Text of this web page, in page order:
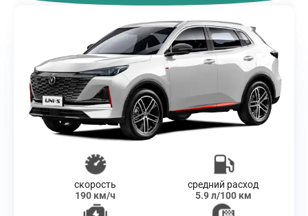
скорость
190 км/ч
средний расход
5.9 л/100 км